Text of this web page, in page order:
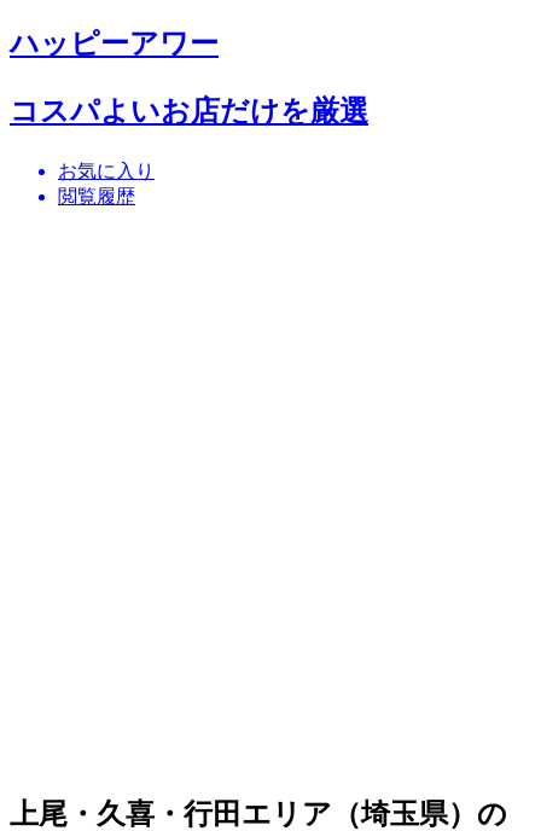
ハッピーアワー
コスパよいお店だけを厳選
お気に入り
閲覧履歴
上尾・久喜・行田エリア（埼玉県）の